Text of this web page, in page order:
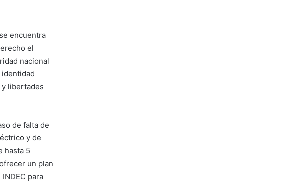
encuentra
el
nacional
identidad
y libertades
de falta de
y de
hasta 5
un plan
para